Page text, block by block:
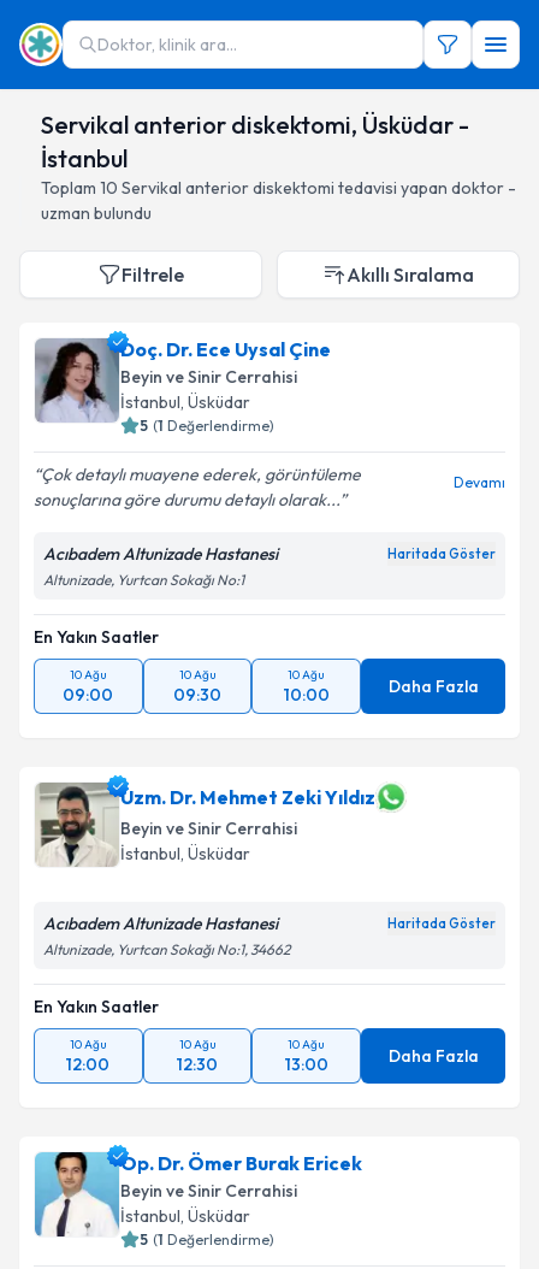
Doktor, klinik ara...
Servikal anterior diskektomi, Üsküdar -
İstanbul
Toplam 10 Servikal anterior diskektomi tedavisi yapan doktor -
uzman bulundu
Filtrele Akıllı Sıralama
Doç. Dr. Ece Uysal Çine
Beyin ve Sinir Cerrahisi
İstanbul, Üsküdar
5 (1 Değerlendirme)
Çok detaylı muayene ederek, görüntüleme
sonuçlarına göre durumu detaylı olarak...
Devamı
Acıbadem Altunizade Hastanesi Haritada Göster
Altunizade, Yurtcan Sokağı No:1
En Yakın Saatler
10 Ağu
09:00
10 Ağu
09:30
10 Ağu
10:00 Daha Fazla
Uzm. Dr. Mehmet Zeki Yıldız
Beyin ve Sinir Cerrahisi
İstanbul, Üsküdar
Acıbadem Altunizade Hastanesi Haritada Göster
Altunizade, Yurtcan Sokağı No:1, 34662
En Yakın Saatler
10 Ağu
12:00
10 Ağu
12:30
10 Ağu
13:00 Daha Fazla
Op. Dr. Ömer Burak Ericek
Beyin ve Sinir Cerrahisi
İstanbul, Üsküdar
5 (1 Değerlendirme)